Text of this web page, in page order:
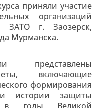
приняли участие
организаций
ЗАТО г. Заозерск,
Мурманска.
включающие
формирования
и истории защиты
в годы Великой